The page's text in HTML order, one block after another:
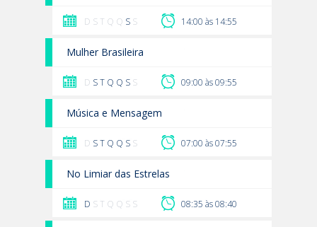
D S T Q Q S S 14:00 às 14:55
Mulher Brasileira
D ST Q Q S S 09:00 às 09:55
Música e Mensagem
D ST Q Q S S 07:00 às 07:55
No Limiar das Estrelas
D S T Q Q S S 08:35 às 08:40